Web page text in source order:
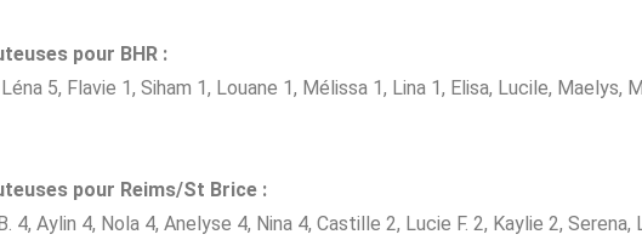
pour BHR :
Léna 5, Flavie 1, Siham 1, Louane 1, Mélissa 1, Lina 1, Elisa, Lucile, Maelys,
pour Reims/St Brice :
4, Aylin 4, Nola 4, Anelyse 4, Nina 4, Castille 2, Lucie F. 2, Kaylie 2, Serena,